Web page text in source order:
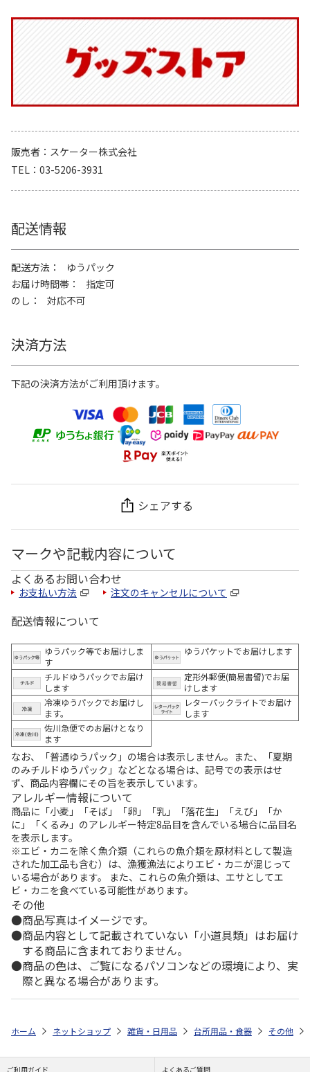
販売者
スケーター株式会社
TEL
03-5206-3931
配送情報
配送方法
ゆうパック
お届け時間帯
指定可
のし
対応不可
決済方法
下記の決済方法がご利用頂けます。
シェアする
マークや記載内容について
よくあるお問い合わせ
お支払い方法 注文のキャンセルについて
配送情報について
ゆうパック等でお届けしま
す
ゆうパケットでお届けします
チルドゆうパックでお届け
します
定形外郵便(簡易書留)でお届
けします
冷凍ゆうパックでお届けし
ます。
レターパックライトでお届け
します
佐川急便でのお届けとなり
ます
なお、「普通ゆうパック」の場合は表示しません。また、「夏期
のみチルドゆうパック」などとなる場合は、記号での表示はせ
ず、商品内容欄にその旨を表示しています。
アレルギー情報について
商品に「小麦」「そば」「卵」「乳」「落花生」「えび」「か
に」「くるみ」のアレルギー特定8品目を含んでいる場合に品目名
を表示します。
※エビ・カニを除く魚介類（これらの魚介類を原材料として製造
された加工品も含む）は、漁獲漁法によりエビ・カニが混じって
いる場合があります。 また、これらの魚介類は、エサとしてエ
ビ・カニを食べている可能性があります。
その他
商品写真はイメージです。
商品内容として記載されていない「小道具類」はお届け
する商品に含まれておりません。
商品の色は、ご覧になるパソコンなどの環境により、実
際と異なる場合があります。
ホーム ネットショップ 雑貨・日用品 台所用品・食器 その他
ご利用ガイド よくあるご質問